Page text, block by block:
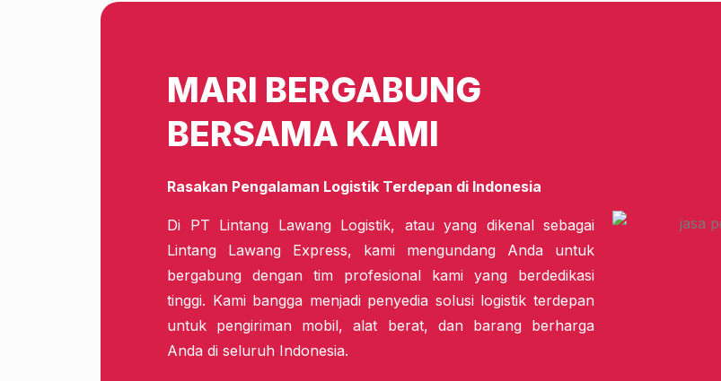
MARI BERGABUNG
BERSAMA KAMI
Rasakan Pengalaman Logistik Terdepan di Indonesia
Di PT Lintang Lawang Logistik, atau yang dikenal sebagai
Lintang Lawang Express, kami mengundang Anda untuk
bergabung dengan tim profesional kami yang berdedikasi
tinggi. Kami bangga menjadi penyedia solusi logistik terdepan
untuk pengiriman mobil, alat berat, dan barang berharga
Anda di seluruh Indonesia.